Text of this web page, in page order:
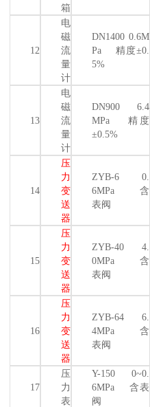
箱
12
电
磁
流
量
计
DN1400 0.6M
Pa 精度±0.
5%
13
电
磁
流
量
计
DN900 6.4
MPa 精度
±0.5%
14
压
力
变
送
器
ZYB-6 0.
6MPa 含
表阀
15
压
力
变
送
器
ZYB-40 4.
0MPa 含
表阀
16
压
力
变
送
器
ZYB-64 6.
4MPa 含
表阀
17
压
力
表
Y-150 0~0.
6MPa 含表
阀